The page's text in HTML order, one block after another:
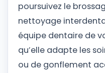
poursuivez le
nettoyage
équipe dentaire de
qu’elle adapte les
ou de gonflement